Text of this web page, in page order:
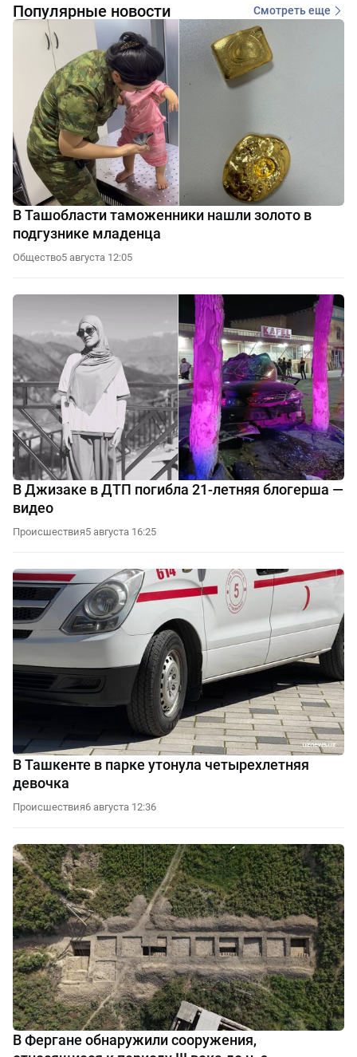
Популярные новости Смотреть еще
В Ташобласти таможенники нашли золото в
подгузнике младенца
Общество5 августа 12:05
В Джизаке в ДТП погибла 21-летняя блогерша —
видео
Происшествия5 августа 16:25
В Ташкенте в парке утонула четырехлетняя
девочка
Происшествия6 августа 12:36
В Фергане обнаружили сооружения,